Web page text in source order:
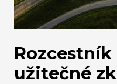
Rozcestník
užitečné